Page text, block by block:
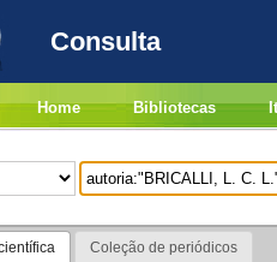
Consulta
Home Bibliotecas
Coleção de periódicos